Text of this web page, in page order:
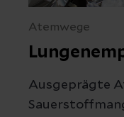
Atemwege
Ausgeprägte